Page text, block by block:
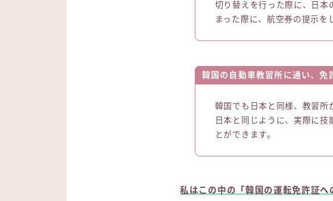
切り替えを行った際に、日本
まった際に、航空券の提示を
韓国の自動車教習所に通い、免
韓国でも日本と同様、教習所
日本と同じように、実際に
とができます。
私はこの中の「韓国の運転免許証